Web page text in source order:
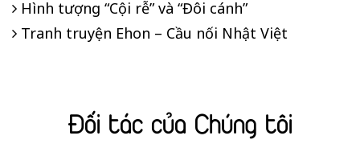
Hình tượng “Cội rễ” và “Đôi cánh”
Tranh truyện Ehon – Cầu nối Nhật Việt
Đối tác của Chúng tôi